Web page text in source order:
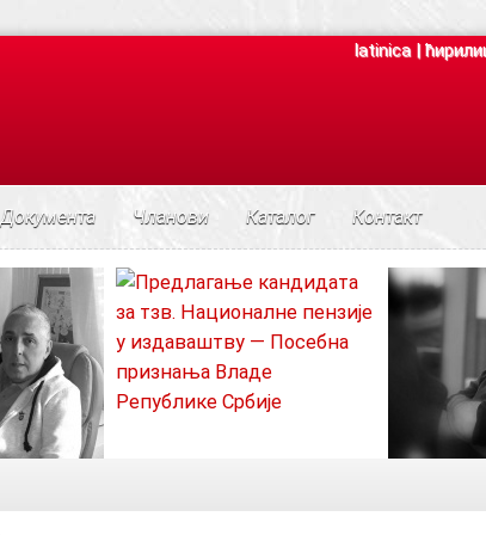
latinica|
Документа Чланови Каталог Контакт